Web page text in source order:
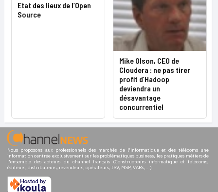
Etat des lieux de l’Open
Source
Mike Olson, CEO de
Cloudera : ne pas tirer
profit d’Hadoop
deviendra un
désavantage
concurrentiel
Nous proposons aux professionnels des marchés de l'informatique et des télécoms une
information centrée exclusivement sur les problématiques business, les pratiques métiers de
l'ensemble des acteurs du channel français (Constructeurs informatique et télécoms,
éditeurs, distributeurs, revendeurs, opérateurs, ISV, MSP, VARs,...)